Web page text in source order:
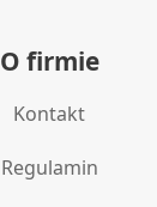
O firmie
Kontakt
Regulamin